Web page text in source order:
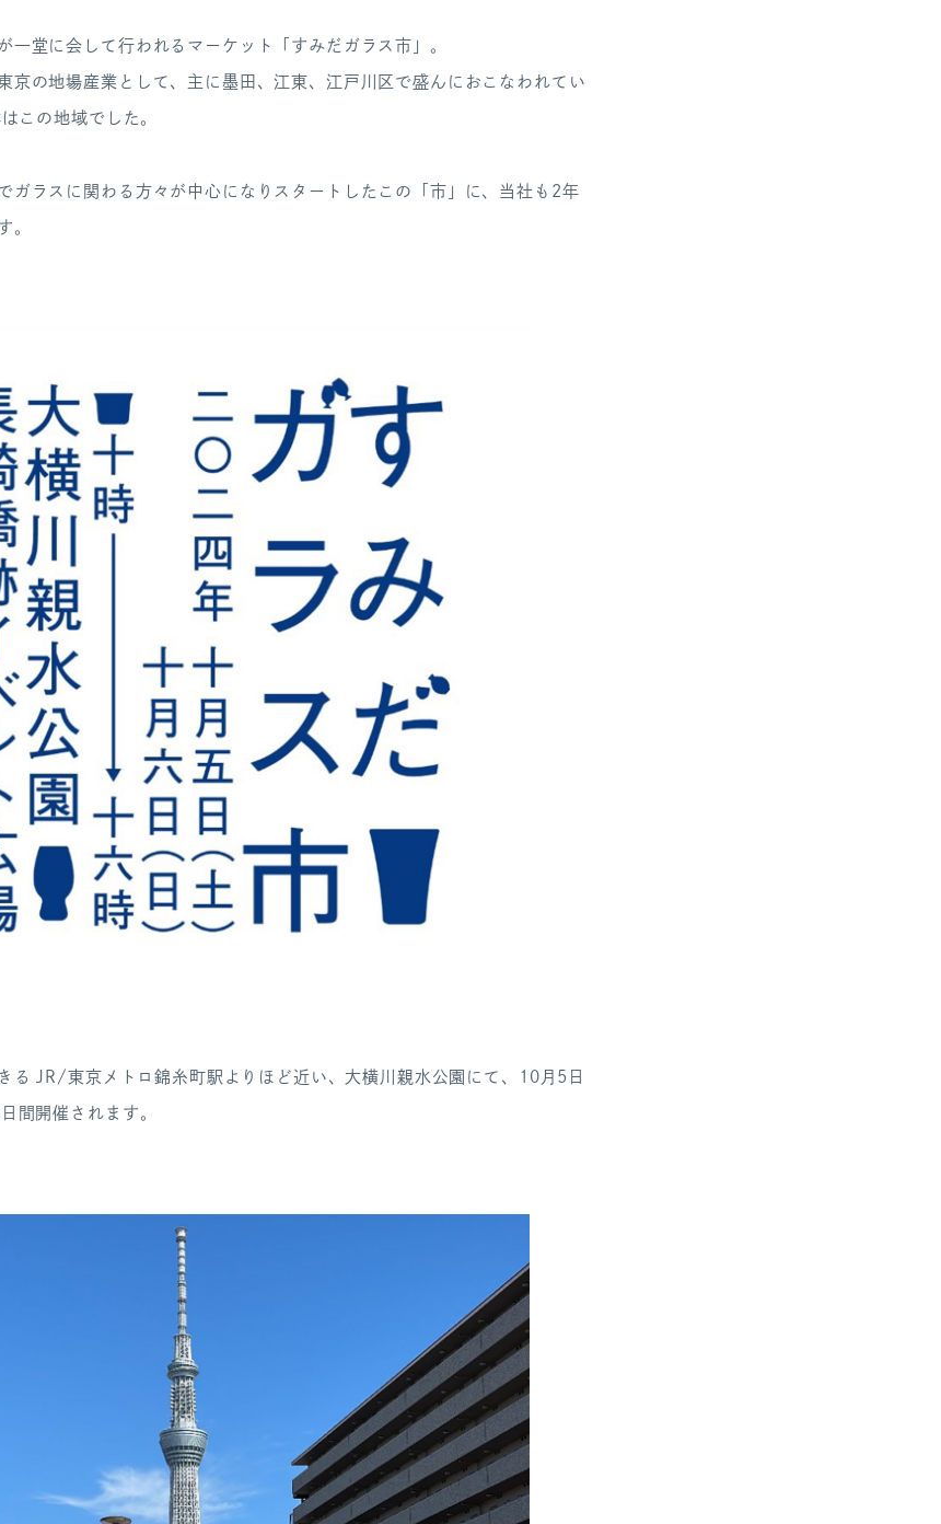
一堂に会して行われるマーケット「すみだガラス市」。
京の地場産業として、主に墨田、江東、江戸川区で盛んにおこなわれてい
この地域でした。
ガラスに関わる方々が中心になりスタートしたこの「市」に、当社も2年
。
る JR/東京メトロ錦糸町駅よりほど近い、大横川親水公園にて、10月5日
間開催されます。